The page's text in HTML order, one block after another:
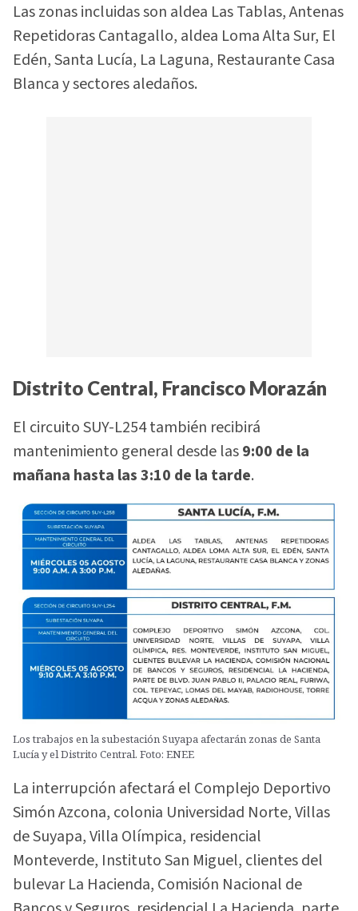
Las zonas incluidas son aldea Las Tablas, Antenas
Repetidoras Cantagallo, aldea Loma Alta Sur, El
Edén, Santa Lucía, La Laguna, Restaurante Casa
Blanca y sectores aledaños.
Distrito Central, Francisco Morazán
El circuito SUY-L254 también recibirá
mantenimiento general desde las9:00 de la
mañana hasta las 3:10 de la tarde.
Los trabajos en la subestación Suyapa afectarán zonas de Santa
Lucía y el Distrito Central. Foto: ENEE
La interrupción afectará el Complejo Deportivo
Simón Azcona, colonia Universidad Norte, Villas
de Suyapa, Villa Olímpica, residencial
Monteverde, Instituto San Miguel, clientes del
bulevar La Hacienda, Comisión Nacional de